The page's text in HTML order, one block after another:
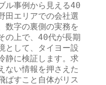
ル事例から見える40
田エリアでの会社選
数字の裏側の実務を
の上で、40代が長期
として、タイヨー設
静に検証します。求
ない情報を押さえた
ばすこと自体がリス